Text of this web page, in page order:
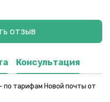
отзыв
Консультация
по тарифам Новой почты от